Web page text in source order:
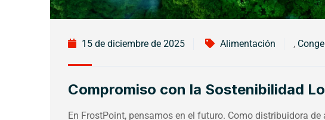
15 de diciembre de 2025 Alimentación ,
Compromiso con la Sostenibilidad
En FrostPoint, pensamos en el futuro. Como distribuidora